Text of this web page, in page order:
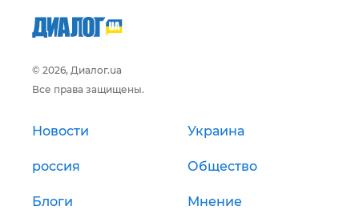
© 2026, Диалог.ua
Все права защищены.
Новости Украина
россия Общество
Блоги Мнение